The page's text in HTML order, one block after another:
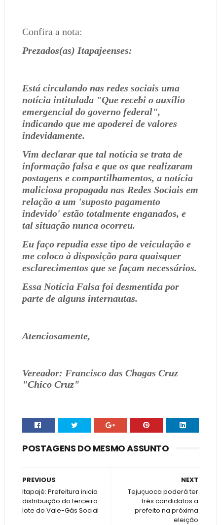
Confira a nota:
Prezados(as) Itapajeenses:
Está circulando nas redes sociais uma
notícia intitulada "Que recebi o auxílio
emergencial do governo federal",
indicando que me apoderei de valores
indevidamente.
Vim declarar que tal notícia se trata de
informação falsa e que os que realizaram
postagens e compartilhamentos, a notícia
maliciosa propagada nas Redes Sociais em
relação a um 'suposto pagamento
indevido' estão totalmente enganados, e
tal situação nunca ocorreu.
Eu faço repudia esse tipo de veiculação e
me coloco à disposição para quaisquer
esclarecimentos que se façam necessários.
Essa Notícia Falsa foi desmentida por
parte de alguns internautas.
Atenciosamente,
Vereador: Francisco das Chagas Cruz
"Chico Cruz"
POSTAGENS DO MESMO ASSUNTO
NEXT
Tejuçuoca poderá ter
três candidatos a
prefeito na próxima
eleição
PREVIOUS
Itapajé: Prefeitura inicia
distribuição do terceiro
lote do Vale-Gás Social